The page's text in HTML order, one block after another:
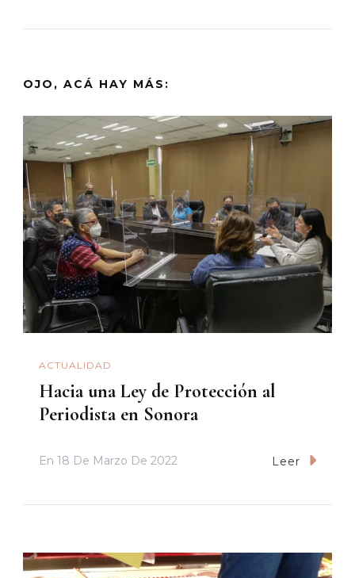
OJO, ACÁ HAY MÁS:
ACTUALIDAD
Hacia una Ley de Protección al
Periodista en Sonora
En 18 De Marzo De 2022 Leer